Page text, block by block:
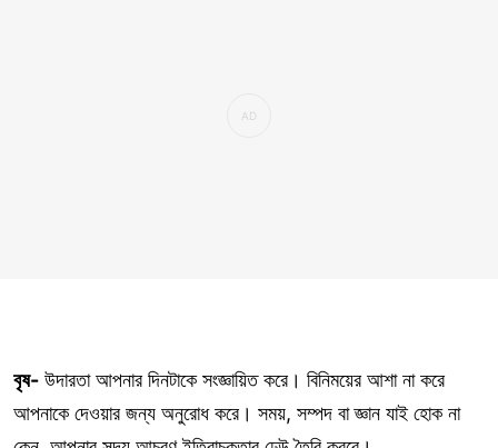
বৃষ- উদারতা আপনার দিনটাকে সংজ্ঞায়িত করে। বিনিময়ের আশা না করে
আপনাকে দেওয়ার জন্য অনুরোধ করে। সময়, সম্পদ বা জ্ঞান যাই হোক না